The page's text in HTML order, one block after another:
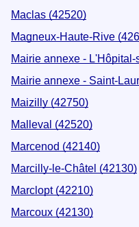
Maclas (42520)
Magneux-Haute-Rive
Mairie annexe -
Mairie annexe - Saint-
Maizilly (42750)
Malleval (42520)
Marcenod (42140)
Marcilly-le-Châtel (42130)
Marclopt (42210)
Marcoux (42130)